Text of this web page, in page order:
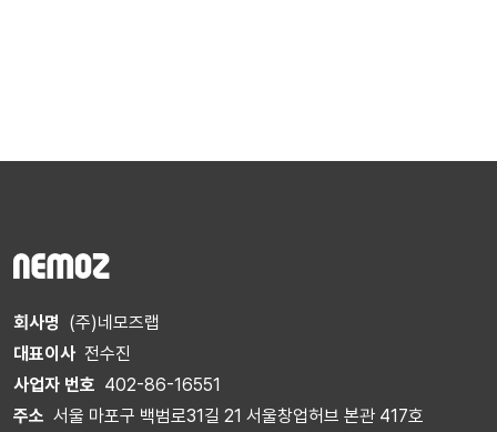
회사명 (주)네모즈랩
대표이사 전수진
사업자 번호 402-86-16551
주소 서울 마포구 백범로31길 21 서울창업허브 본관 417호